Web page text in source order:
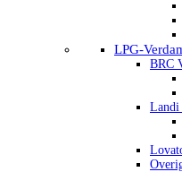
LPG-
BRC
Landi